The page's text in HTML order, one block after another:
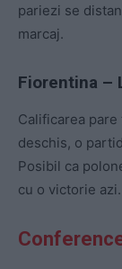
pariezi se
marcaj.
Fiorentina –
Calificarea pare
deschis, o
Posibil ca
cu o victorie